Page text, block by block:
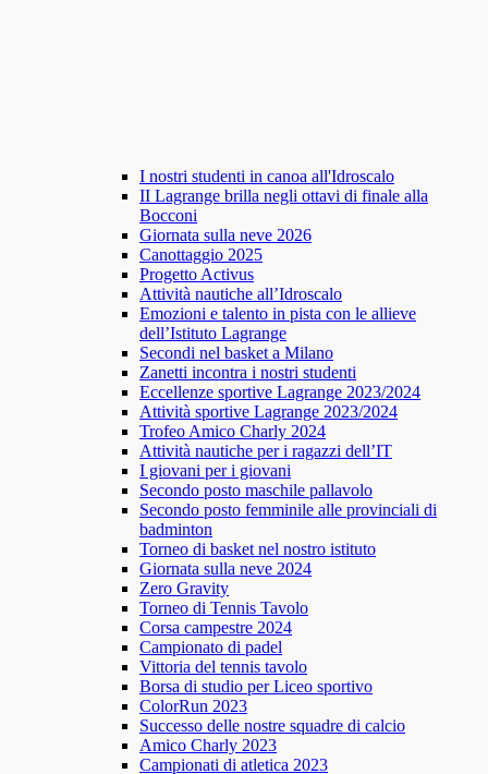
I nostri studenti in canoa all'Idroscalo
II Lagrange brilla negli ottavi di finale alla
Bocconi
Giornata sulla neve 2026
Canottaggio 2025
Progetto Activus
Attività nautiche all’Idroscalo
Emozioni e talento in pista con le allieve
dell’Istituto Lagrange
Secondi nel basket a Milano
Zanetti incontra i nostri studenti
Eccellenze sportive Lagrange 2023/2024
Attività sportive Lagrange 2023/2024
Trofeo Amico Charly 2024
Attività nautiche per i ragazzi dell’IT
I giovani per i giovani
Secondo posto maschile pallavolo
Secondo posto femminile alle provinciali di
badminton
Torneo di basket nel nostro istituto
Giornata sulla neve 2024
Zero Gravity
Torneo di Tennis Tavolo
Corsa campestre 2024
Campionato di padel
Vittoria del tennis tavolo
Borsa di studio per Liceo sportivo
ColorRun 2023
Successo delle nostre squadre di calcio
Amico Charly 2023
Campionati di atletica 2023